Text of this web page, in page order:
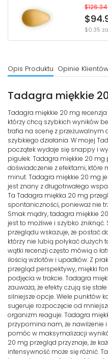
$126.34
$0.35
Opis Produktu Opinie
Tadagra miękkie
Tadagra miękkie 20 mg
którzy chcą szybkich wyników
trafia na scenę z przeżuwalnym
szybkiego działania. W mojej
początek wydaje się snappy i
pigułek. Tadagra miękkie 20
doświadczenie z efektami, które
minut. Tadagra miękkie 20 mg
jest znany z długotrwałego
Ta Tadagra miękka 20 mg
spontaniczności, ponieważ nie
Smak mądry, tadagra miękkie
jest to możliwe i szybko
przeglądu wskazuje, że postać
którzy nie lubią połykać dużych
wątki recenzji często mówią o
ilością wzlotów i upadków. Z
przegląd perspektywy, miękki
podjęcia w trakcie. Tadagra
zauważa, że efekty czują się
silniejsze opcje. Wiele punktów
sugeruje rozpoczęcie od
organizm reaguje. Tadagra
przypomina nam, że nawilżenie
pomóc w maksymalizacji
20 mg przegląd przyznaje, że
intensywność może się różnić.